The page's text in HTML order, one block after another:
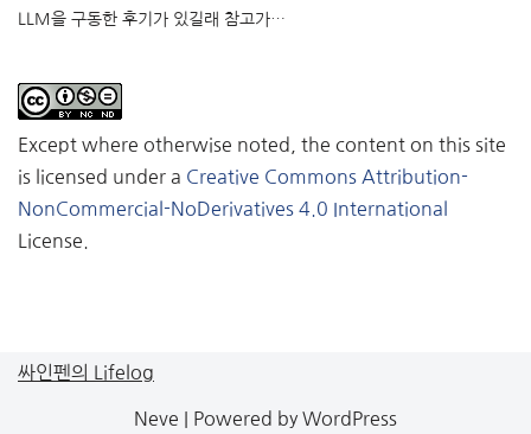
LLM을 구동한 후기가 있길래 참고가…
Except where otherwise noted, the content on this site
is licensed under a Creative Commons Attribution-
NonCommercial-NoDerivatives 4.0 International
License.
싸인펜의 Lifelog
Neve | Powered by WordPress